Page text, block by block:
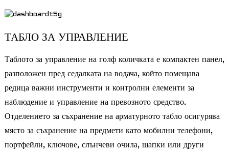
ТАБЛО ЗА УПРАВЛЕНИЕ
Таблото за управление на голф количката е компактен панел,
разположен пред седалката на водача, който помещава
редица важни инструменти и контролни елементи за
наблюдение и управление на превозното средство.
Отделението за съхранение на арматурното табло осигурява
място за съхранение на предмети като мобилни телефони,
портфейли, ключове, слънчеви очила, шапки или други